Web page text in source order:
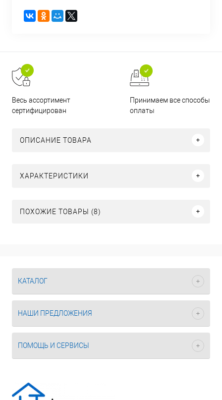
Весь ассортимент
сертифицирован
Принимаем все способы
оплаты
ОПИСАНИЕ ТОВАРА
ХАРАКТЕРИСТИКИ
ПОХОЖИЕ ТОВАРЫ (8)
КАТАЛОГ
НАШИ ПРЕДЛОЖЕНИЯ
ПОМОЩЬ И СЕРВИСЫ